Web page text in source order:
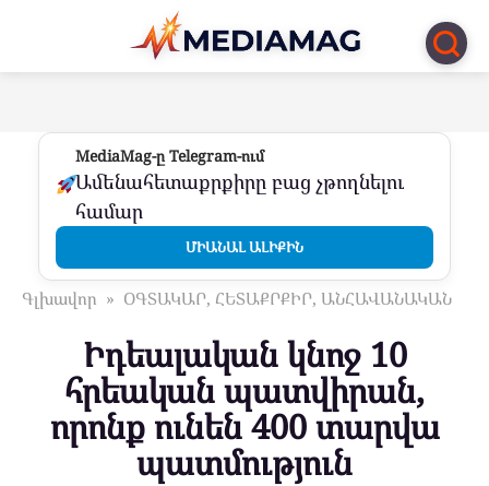
Перейти
контенту
MediaMag-ը Telegram-ում
Ամենահետաքրքիրը բաց չթողնելու
համար
ՄԻԱՆԱԼ ԱԼԻՔԻՆ
Գլխավոր » ՕԳՏԱԿԱՐ, ՀԵՏԱՔՐՔԻՐ, ԱՆՀԱՎԱՆԱԿԱՆ
Իդեալական կնոջ 10
հրեական պատվիրան,
որոնք ունեն 400 տարվա
պատմություն